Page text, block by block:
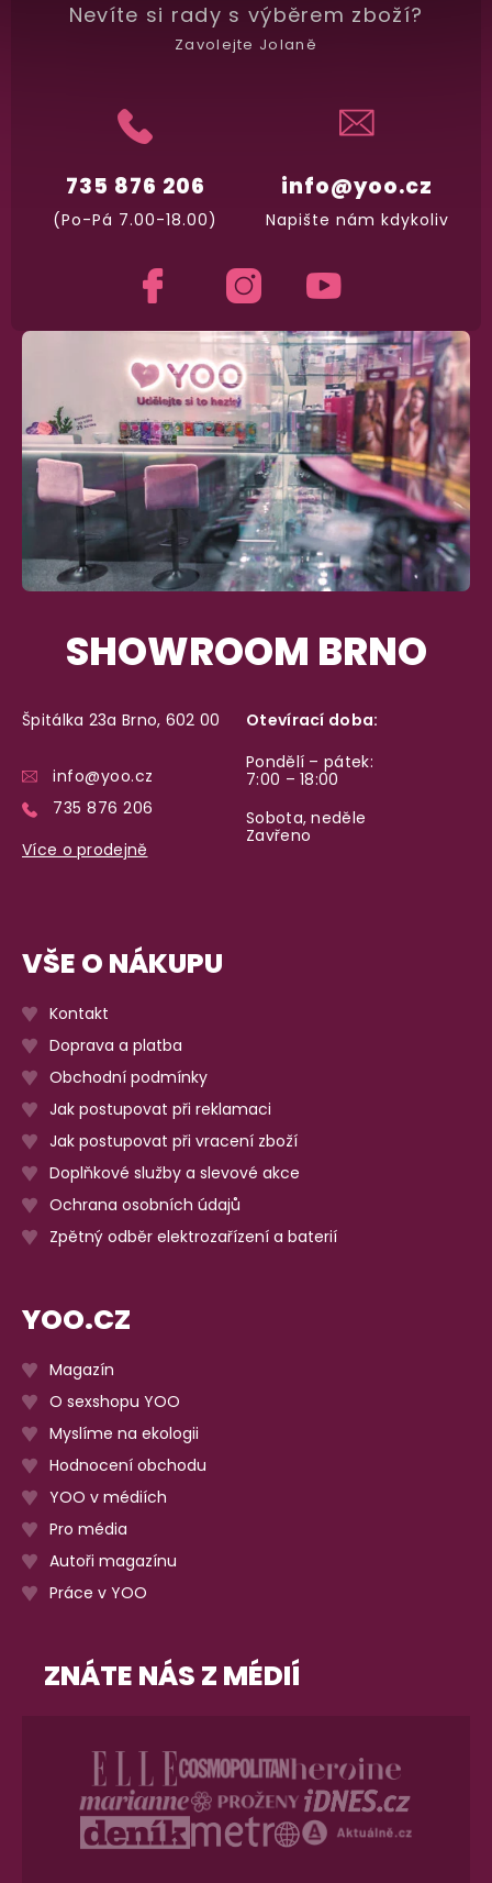
info@yoo.cz
Napište nám kdykoliv
735 876 206
(Po-Pá 7.00-18.00)
Nevíte si rady s výběrem zboží?
Zavolejte Jolaně
SHOWROOM BRNO
Špitálka 23a Brno, 602 00
info@yoo.cz
735 876 206
Více o prodejně
Otevírací doba:
Pondělí – pátek:
7:00 – 18:00
Sobota, neděle
Zavřeno
VŠE O NÁKUPU
Kontakt
Doprava a platba
Obchodní podmínky
Jak postupovat při reklamaci
Jak postupovat při vracení zboží
Doplňkové služby a slevové akce
Ochrana osobních údajů
Zpětný odběr elektrozařízení a baterií
YOO.CZ
Magazín
O sexshopu YOO
Myslíme na ekologii
Hodnocení obchodu
YOO v médiích
Pro média
Autoři magazínu
Práce v YOO
ZNÁTE NÁS Z MÉDIÍ